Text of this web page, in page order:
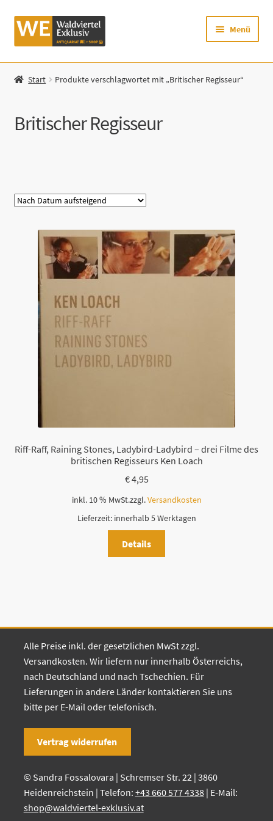
Zur
Navigation
Zum
Inhalt
Menü
Startseite
Mein Konto
Zur Waldviertel Exklusiv-Website
Start Produkte verschlagwortet mit „Britischer Regisseur“
Britischer Regisseur
Riff-Raff, Raining Stones, Ladybird-Ladybird – drei Filme des
britischen Regisseurs Ken Loach
€4,95
inkl. 10 % MwSt.zzgl.Versandkosten
Lieferzeit: innerhalb 5 Werktagen
Details
Alle Preise inkl. der gesetzlichen MwSt zzgl.
Versandkosten. Wir liefern nur innerhalb Österreichs,
nach Deutschland und nach Tschechien. Für
Lieferungen in andere Länder kontaktieren Sie uns
bitte per E-Mail oder telefonisch.
Vertrag widerrufen
© Sandra Fossalovara | Schremser Str. 22 | 3860
Heidenreichstein | Telefon: +43 660 577 4338| E-Mail:
shop@waldviertel-exklusiv.at